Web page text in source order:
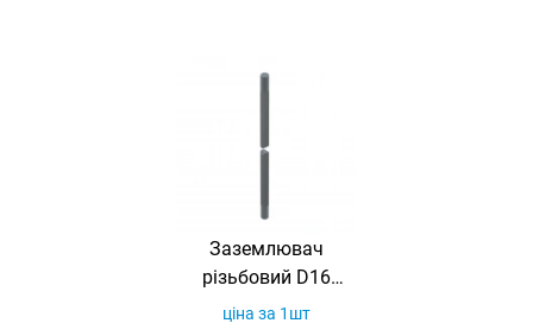
Заземлювач
різьбовий D16
L4500 E16/45
ціна за 1шт